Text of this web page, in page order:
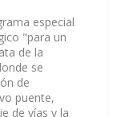
especial
"para un
de la
se
de
puente,
de vías y la